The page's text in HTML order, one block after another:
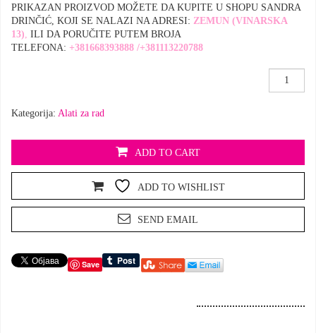
PRIKAZAN PROIZVOD MOŽETE DA KUPITE U SHOPU SANDRA
DRINČIĆ, KOJI SE NALAZI NA ADRESI: ZEMUN (VINARSKA
13), ILI DA PORUČITE PUTEM BROJA
TELEFONA: +381668393888 /+381113220788
Kompas
Kategorija: Alati za rad
ADD TO CART
ADD TO WISHLIST
SEND EMAIL
Save